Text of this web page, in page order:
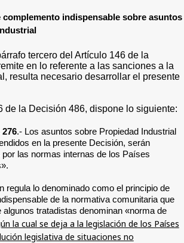
indispensable sobre asuntos
tercero del Artículo 146 de la
en lo referente a las sanciones a la
resulta necesario desarrollar el presente
la Decisión 486, dispone lo siguiente:
.- Los asuntos sobre Propiedad Industrial
en la presente Decisión, serán
por las normas internas de los Países
lo denominado como el principio de
de la normativa comunitaria que
algunos tratadistas denominan «norma de
la cual se deja a la legislación de los Países
legislativa de situaciones no